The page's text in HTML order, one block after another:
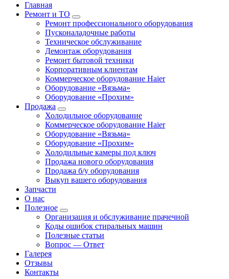
Главная
Ремонт и ТО
Ремонт профессионального оборудования
Пусконаладочные работы
Техническое обслуживание
Демонтаж оборудования
Ремонт бытовой техники
Корпоративным клиентам
Коммерческое оборудование Haier
Оборудование «Вязьма»
Оборудование «Прохим»
Продажа
Холодильное оборудование
Коммерческое оборудование Haier
Оборудование «Вязьма»
Оборудование «Прохим»
Холодильные камеры под ключ
Продажа нового оборудования
Продажа б/у оборудования
Выкуп вашего оборудования
Запчасти
О нас
Полезное
Организация и обслуживание прачечной
Коды ошибок стиральных машин
Полезные статьи
Вопрос — Ответ
Галерея
Отзывы
Контакты